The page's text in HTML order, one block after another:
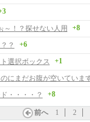
～！？探せない人用 +8
？ +6
選択ボックス +1
にまだお腹が空いていま
・・・・？
+8
前へ 1 2